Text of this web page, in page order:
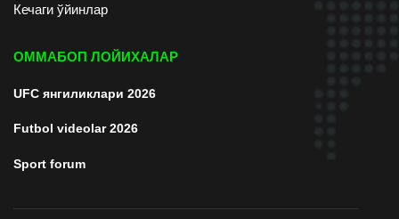
Кечаги ўйинлар
ОММАБОП ЛОЙИХАЛАР
UFC янгиликлари 2026
Futbol videolar 2026
Sport forum